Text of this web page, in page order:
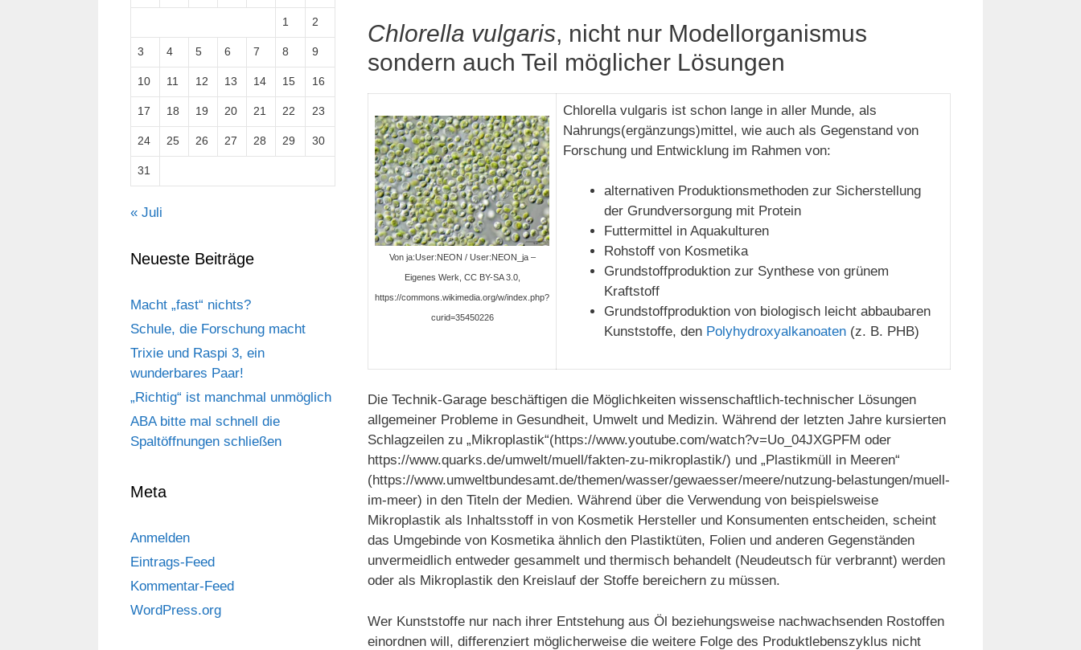
Chlorella vulgaris, nicht nur Modellorganismus
sondern auch Teil möglicher Lösungen
Von ja:User:NEON / User:NEON_ja –
Eigenes Werk, CC BY-SA 3.0,
https://commons.wikimedia.org/w/index.php?
curid=35450226
Chlorella vulgaris ist schon lange in aller Munde, als
Nahrungs(ergänzungs)mittel, wie auch als Gegenstand von
Forschung und Entwicklung im Rahmen von:
alternativen Produktionsmethoden zur Sicherstellung
der Grundversorgung mit Protein
Futtermittel in Aquakulturen
Rohstoff von Kosmetika
Grundstoffproduktion zur Synthese von grünem
Kraftstoff
Grundstoffproduktion von biologisch leicht abbaubaren
Kunststoffe, den Polyhydroxyalkanoaten (z. B. PHB)
Die Technik-Garage beschäftigen die Möglichkeiten wissenschaftlich-technischer Lösungen
allgemeiner Probleme in Gesundheit, Umwelt und Medizin. Während der letzten Jahre kursierten
Schlagzeilen zu „Mikroplastik“(https://www.youtube.com/watch?v=Uo_04JXGPFM oder
https://www.quarks.de/umwelt/muell/fakten-zu-mikroplastik/) und „Plastikmüll in Meeren“
(https://www.umweltbundesamt.de/themen/wasser/gewaesser/meere/nutzung-belastungen/muell-
im-meer) in den Titeln der Medien. Während über die Verwendung von beispielsweise
Mikroplastik als Inhaltsstoff in von Kosmetik Hersteller und Konsumenten entscheiden, scheint
das Umgebinde von Kosmetika ähnlich den Plastiktüten, Folien und anderen Gegenständen
unvermeidlich entweder gesammelt und thermisch behandelt (Neudeutsch für verbrannt) werden
oder als Mikroplastik den Kreislauf der Stoffe bereichern zu müssen.
Wer Kunststoffe nur nach ihrer Entstehung aus Öl beziehungsweise nachwachsenden Rostoffen
einordnen will, differenziert möglicherweise die weitere Folge des Produktlebenszyklus nicht
1 2
3 4 5 6 7 8 9
10 11 12 13 14 15 16
17 18 19 20 21 22 23
24 25 26 27 28 29 30
31
« Juli
Neueste Beiträge
Macht „fast“ nichts?
Schule, die Forschung macht
Trixie und Raspi 3, ein
wunderbares Paar!
„Richtig“ ist manchmal unmöglich
ABA bitte mal schnell die
Spaltöffnungen schließen
Meta
Anmelden
Eintrags-Feed
Kommentar-Feed
WordPress.org